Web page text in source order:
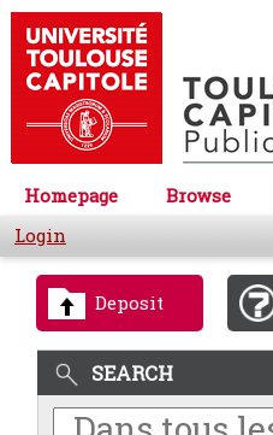
Homepage Browse
Login
Deposit
SEARCH